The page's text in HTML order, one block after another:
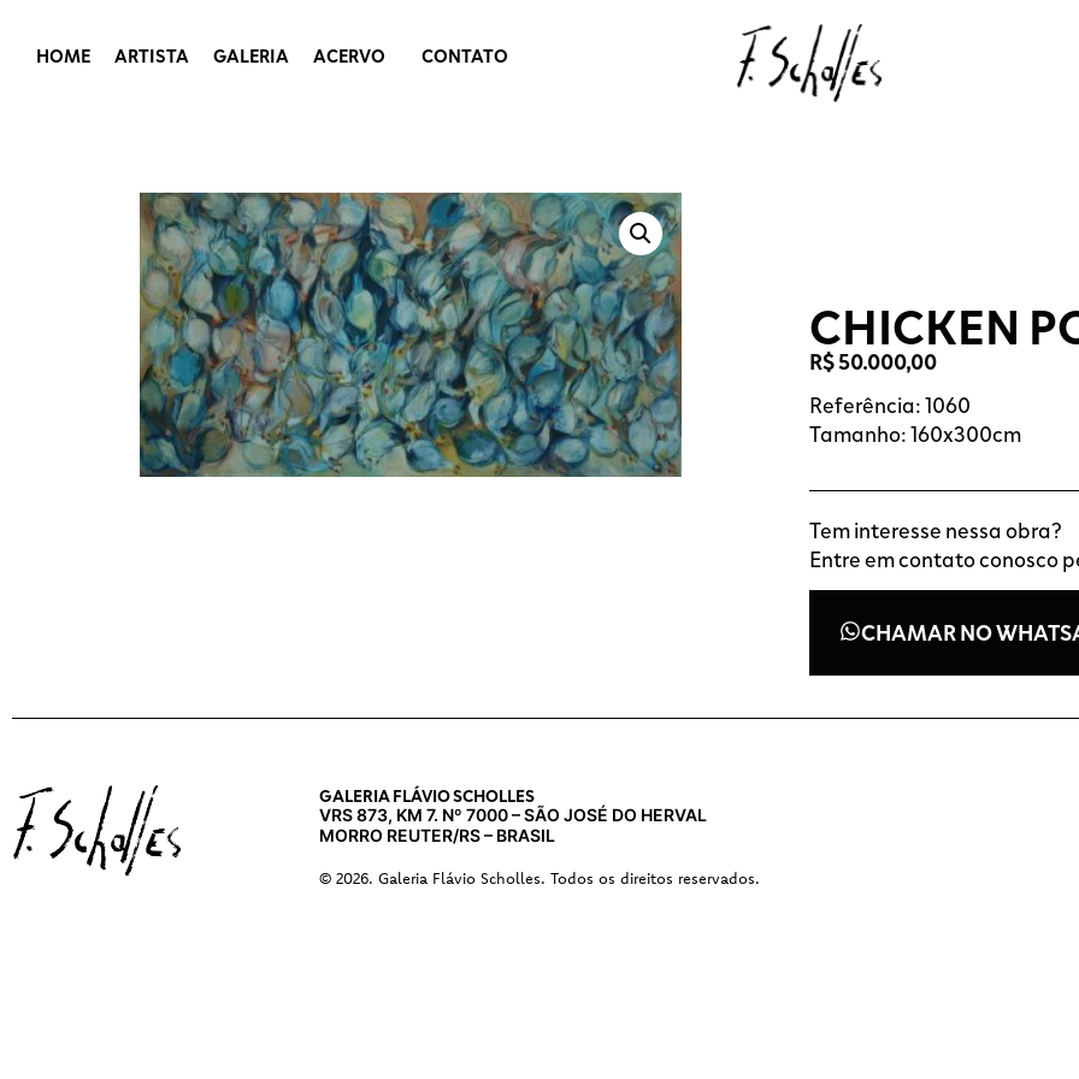
HOME ARTISTA GALERIA ACERVO CONTATO
CHICKEN
R$50.000,00
Referência: 1060
Tamanho: 160x300cm
Tem interesse nessa obra?
Entre em contato conosco
CHAMAR NO
GALERIA FLÁVIO SCHOLLES
VRS 873, KM 7. Nº 7000 – SÃO JOSÉ DO HERVAL
MORRO REUTER/RS – BRASIL
© 2026. Galeria Flávio Scholles. Todos os direitos reservados.